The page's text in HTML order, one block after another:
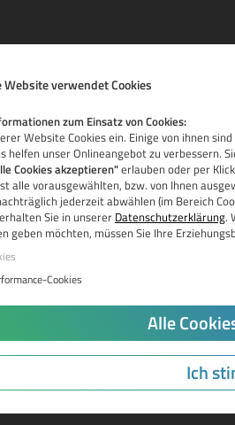
Website verwendet Cookies
zum Einsatz von Cookies:
Website Cookies ein. Einige von ihnen
helfen unser Onlineangebot zu verbessern.
Cookies akzeptieren"erlauben oder per
alle vorausgewählten, bzw. von Ihnen
jederzeit abwählen (im Bereich
Sie in unserer Datenschutzerklärung.
geben möchten, müssen Sie Ihre
Cookies
Alle
Ich
Jetzt Domain